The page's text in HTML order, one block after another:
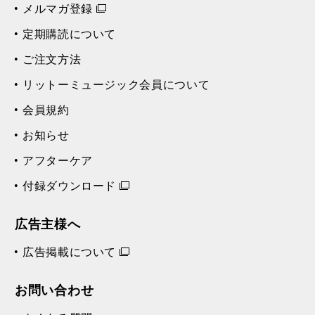
メルマガ登録
定期購読について
ご注文方法
リットーミュージック会員について
会員規約
お知らせ
アフターケア
付録ダウンロード
広告主様へ
広告掲載について
お問い合わせ